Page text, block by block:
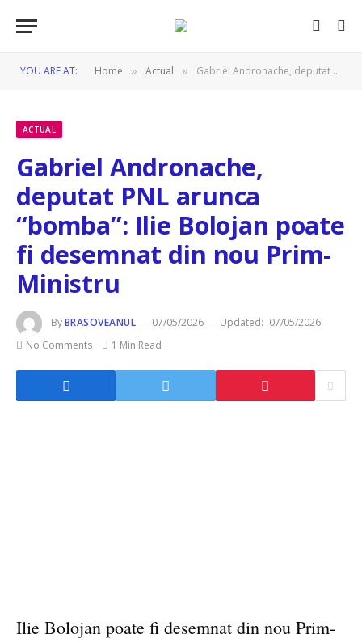
YOU ARE AT: Home » Actual » Gabriel Andronache, deputat PNL arunca “bomba”: Ilie Bolojan poate fi desemnat din nou Prim-Ministru
ACTUAL
Gabriel Andronache,
deputat PNL arunca
“bomba”: Ilie Bolojan poate
fi desemnat din nou Prim-
Ministru
ByBRASOVEANUL 07/05/2026 Updated: 07/05/2026
No Comments
1 Min Read
Ilie Bolojan poate fi desemnat din nou Prim-